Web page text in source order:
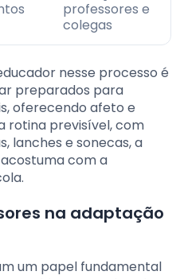
professores e
colegas
nesse processo é
preparados para
oferecendo afeto e
rotina previsível, com
lanches e sonecas, a
com a
na adaptação
um papel fundamental